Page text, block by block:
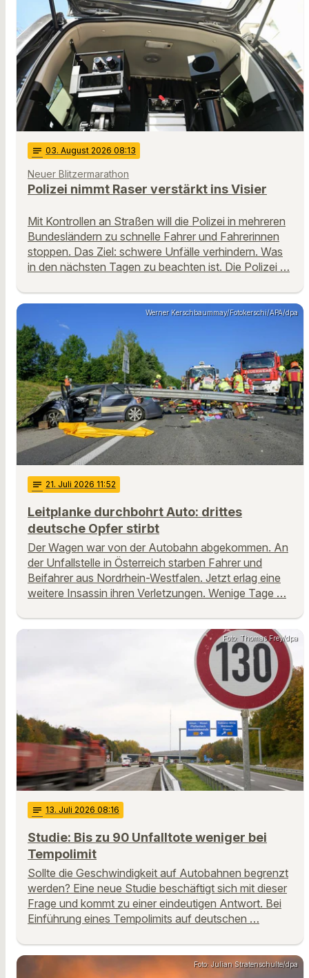
notes 03. August 2026 08:13
Neuer Blitzermarathon
Polizei nimmt Raser verstärkt ins Visier
Mit Kontrollen an Straßen will die Polizei in mehreren
Bundesländern zu schnelle Fahrer und Fahrerinnen
stoppen. Das Ziel: schwere Unfälle verhindern. Was
in den nächsten Tagen zu beachten ist. Die Polizei …
Werner Kerschbaummay/Fotokerschi/APA/dpa
notes 21. Juli 2026 11:52
Leitplanke durchbohrt Auto: drittes
deutsche Opfer stirbt
Der Wagen war von der Autobahn abgekommen. An
der Unfallstelle in Österreich starben Fahrer und
Beifahrer aus Nordrhein-Westfalen. Jetzt erlag eine
weitere Insassin ihren Verletzungen. Wenige Tage …
Foto: Thomas Frey/dpa
notes 13. Juli 2026 08:16
Studie: Bis zu 90 Unfalltote weniger bei
Tempolimit
Sollte die Geschwindigkeit auf Autobahnen begrenzt
werden? Eine neue Studie beschäftigt sich mit dieser
Frage und kommt zu einer eindeutigen Antwort. Bei
Einführung eines Tempolimits auf deutschen …
Foto: Julian Stratenschulte/dpa